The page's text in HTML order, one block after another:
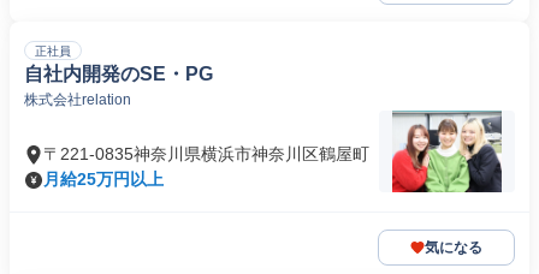
正社員
自社内開発のSE・PG
株式会社relation
〒221-0835神奈川県横浜市神奈川区鶴屋町
月給25万円以上
気になる